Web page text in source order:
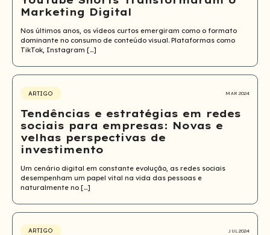
Marketing Digital
Nos últimos anos, os vídeos curtos emergiram como o formato
dominante no consumo de conteúdo visual. Plataformas como
TikTok, Instagram […]
ARTIGO MAR 2024
Tendências e estratégias em redes
sociais para empresas: Novas e
velhas perspectivas de
investimento
Um cenário digital em constante evolução, as redes sociais
desempenham um papel vital na vida das pessoas e
naturalmente no […]
ARTIGO JUL 2024